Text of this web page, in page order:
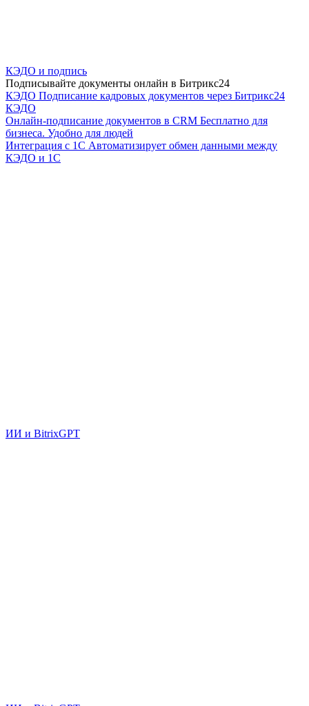
КЭДО и подпись
Подписывайте документы онлайн в Битрикс24
КЭДО Подписание кадровых документов через Битрикс24
КЭДО
Онлайн-подписание документов в CRM Бесплатно для
бизнеса. Удобно для людей
Интеграция с 1С Автоматизирует обмен данными между
КЭДО и 1С
ИИ и BitrixGPT